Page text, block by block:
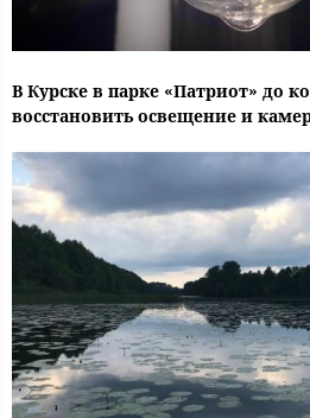
В Курске в парке «Патриот» до
восстановить освещение и